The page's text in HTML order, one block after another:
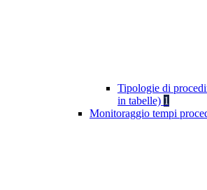
Tipologie di
in tabelle) 1
Monitoraggio tempi